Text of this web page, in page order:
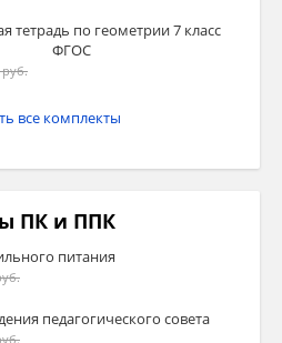
тетрадь по геометрии 7 класс
ФГОС
руб.
все комплекты
ПК и ППК
питания
педагогического совета